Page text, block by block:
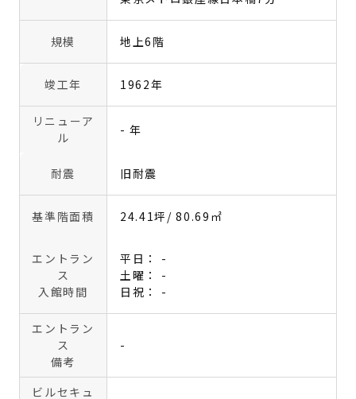
規模 地上6階
竣工年 1962年
リニューア
ル
- 年
耐震 旧耐震
基準階面積 24.41坪 / 80.69㎡
エントラン
ス
入館時間
平日： -
土曜： -
日祝： -
エントラン
ス
備考
-
ビルセキュ